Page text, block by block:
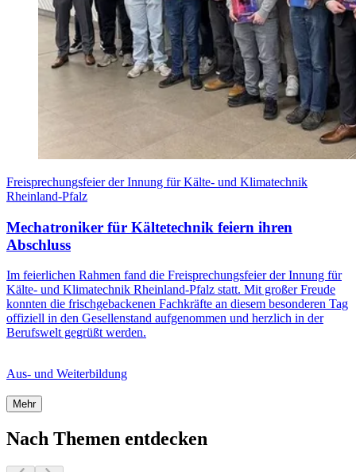
Freisprechungsfeier der Innung für Kälte- und Klimatechnik
Rheinland-Pfalz
Mechatroniker für Kältetechnik feiern ihren
Abschluss
Im feierlichen Rahmen fand die Freisprechungsfeier der Innung für
Kälte- und Klimatechnik Rheinland-Pfalz statt. Mit großer Freude
konnten die frischgebackenen Fachkräfte an diesem besonderen Tag
offiziell in den Gesellenstand aufgenommen und herzlich in der
Berufswelt gegrüßt werden.
Aus- und Weiterbildung
Mehr
Nach Themen entdecken